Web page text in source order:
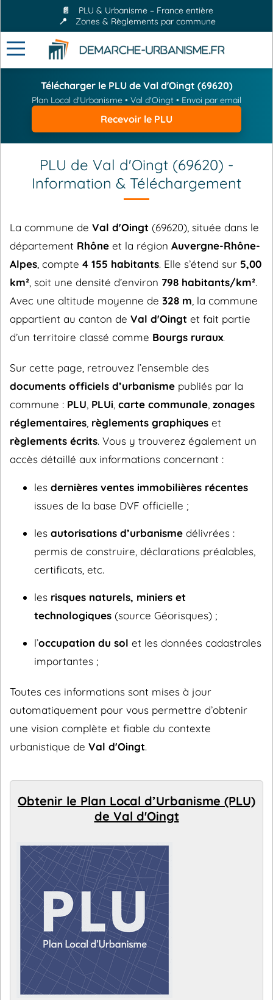
📄
PLU & Urbanisme – France entière
📍
Zones & Règlements par commune
Télécharger le PLU de Val d'Oingt (69620)
Plan Local d'Urbanisme • Val d'Oingt • Envoi par email
Recevoir le PLU
PLU de Val d'Oingt (69620) -
Information & Téléchargement
La commune de Val d'Oingt (69620), située dans le
département Rhône et la région Auvergne-Rhône-
Alpes , compte 4 155 habitants. Elle s’étend sur 5,00
km² , soit une densité d’environ 798 habitants/km².
Avec une altitude moyenne de 328 m , la commune
appartient au canton de Val d'Oingt et fait partie
d’un territoire classé comme Bourgs ruraux.
Sur cette page, retrouvez l’ensemble des
documents officiels d’urbanisme publiés par la
commune : PLU PLUi carte communale zonages
réglementaires règlements graphiques et
règlements écrits. Vous y trouverez également un
accès détaillé aux informations concernant :
les dernières ventes immobilières récentes
issues de la base DVF officielle ;
les autorisations d’urbanisme délivrées :
permis de construire, déclarations préalables,
certificats, etc.
les risques naturels, miniers et
technologiques (source Géorisques) ;
l’occupation du sol et les données cadastrales
importantes ;
Toutes ces informations sont mises à jour
automatiquement pour vous permettre d’obtenir
une vision complète et fiable du contexte
urbanistique de Val d'Oingt.
Obtenir le Plan Local d’Urbanisme (PLU)
de Val d'Oingt